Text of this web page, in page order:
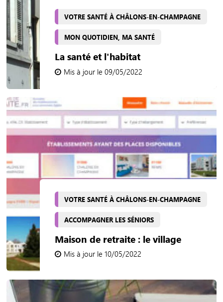
VOTRE SANTÉ À CHÂLONS-EN-CHAMPAGNE
MON QUOTIDIEN, MA SANTÉ
La santé et l'habitat
Mis à jour le 09/05/2022
VOTRE SANTÉ À CHÂLONS-EN-CHAMPAGNE
ACCOMPAGNER LES SÉNIORS
Maison de retraite : le village
Mis à jour le 10/05/2022